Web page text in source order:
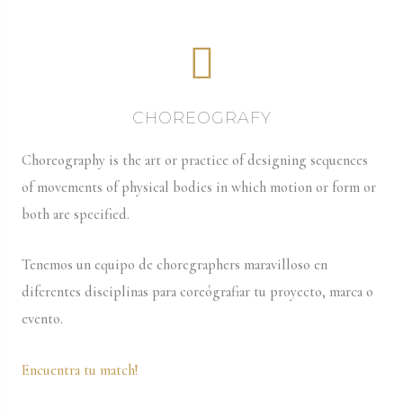
CHOREOGRAFY
Choreography is the art or practice of designing sequences
of movements of physical bodies in which motion or form or
both are specified.
Tenemos un equipo de choregraphers maravilloso en
diferentes disciplinas para coreógrafiar tu proyecto, marca o
evento.
Encuentra tu match!